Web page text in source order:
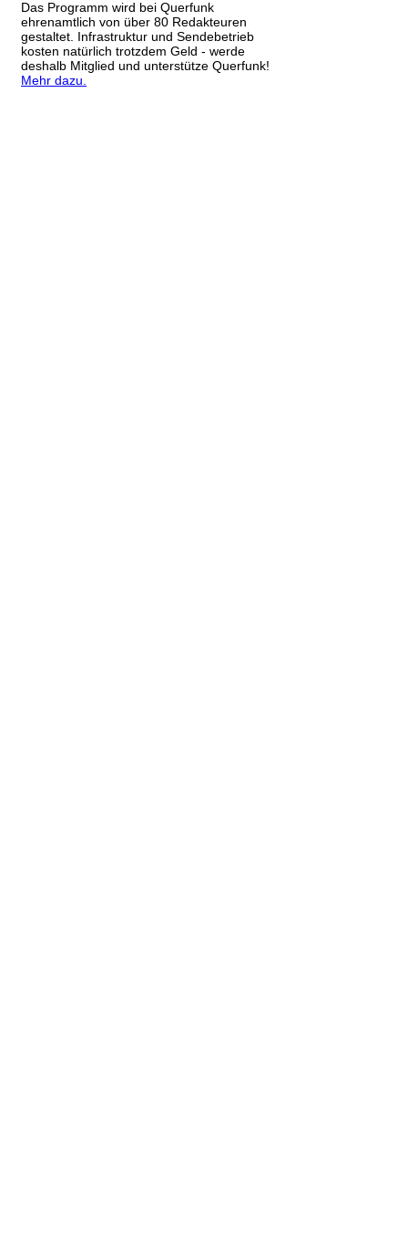
Das Programm wird bei Querfunk
ehrenamtlich von über 80 Redakteuren
gestaltet. Infrastruktur und Sendebetrieb
kosten natürlich trotzdem Geld - werde
deshalb Mitglied und unterstütze Querfunk!
Mehr dazu.